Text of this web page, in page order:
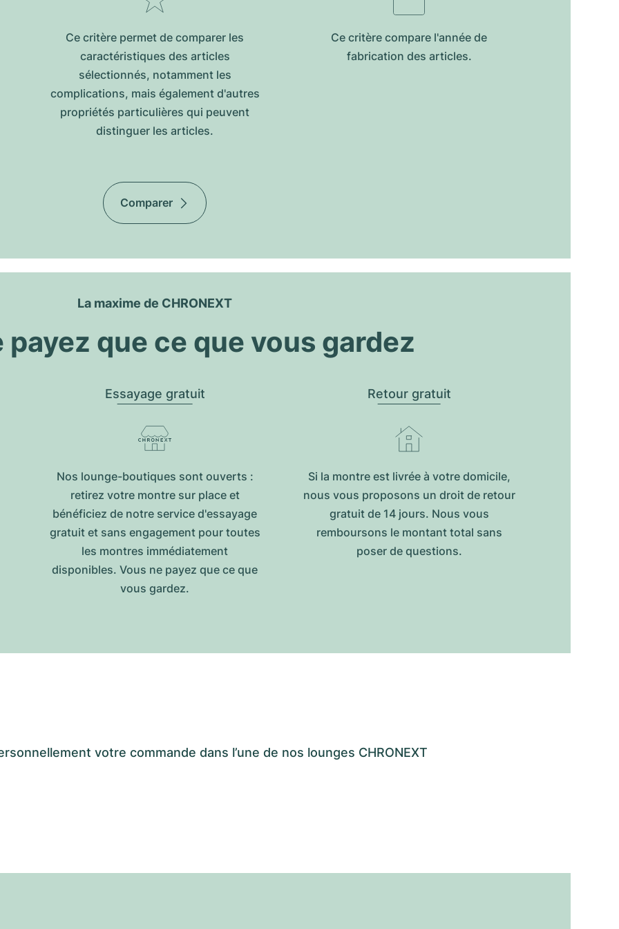
Ce critère permet de comparer les
caractéristiques des articles
sélectionnés, notamment les
complications, mais également d'autres
propriétés particulières qui peuvent
distinguer les articles.
Ce critère compare l'année de
fabrication des articles.
Comparer
La maxime de CHRONEXT
payez que ce que vous gardez
Essayage gratuit
Nos lounge-boutiques sont ouverts :
retirez votre montre sur place et
bénéficiez de notre service d'essayage
gratuit et sans engagement pour toutes
les montres immédiatement
disponibles. Vous ne payez que ce que
vous gardez.
Retour gratuit
Si la montre est livrée à votre domicile,
nous vous proposons un droit de retour
gratuit de 14 jours. Nous vous
remboursons le montant total sans
poser de questions.
votre commande dans l’une de nos lounges CHRONEXT